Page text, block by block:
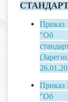
Приказ
"Об
Приказ
"Об